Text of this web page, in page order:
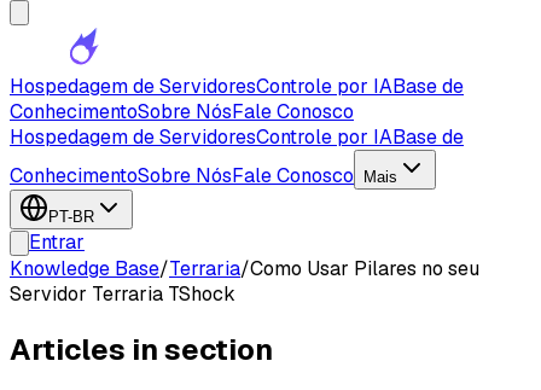
Hospedagem de ServidoresControle por IABase de
ConhecimentoSobre NósFale Conosco
Hospedagem de ServidoresControle por IABase de
ConhecimentoSobre NósFale Conosco Mais
PT-BR
Entrar
Knowledge Base/Terraria/Como Usar Pilares no seu
Servidor Terraria TShock
Articles in section